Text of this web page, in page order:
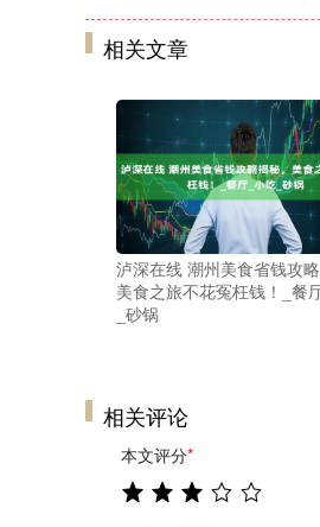
相关文章
泸深在线 潮州美食省钱攻略
美食之旅不花冤枉钱！_餐
_砂锅
相关评论
本文评分*